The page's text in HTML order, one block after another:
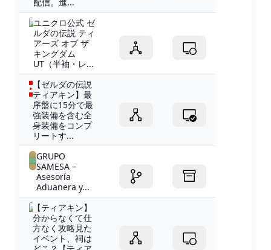
ユニクロ公式 ゼ
ルダの伝説 ティ
アーズ オブ ザ
キングダム
UT（半袖・レ...
【ゼルダの伝説
ティアキン】最
序盤に15分で最
強装備を含む全
身装備をコンプ
リートす...
GRUPO
SAMESA –
Asesoría
Aduanera y...
【ティアキン】
分からなくて仕
方なく攻略見た
イベント、祠は